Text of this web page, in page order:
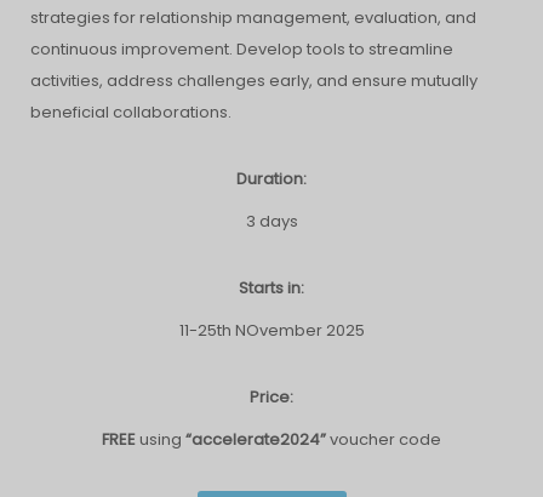
strategies for relationship management, evaluation, and
continuous improvement. Develop tools to streamline
activities, address challenges early, and ensure mutually
beneficial collaborations.
Duration:
3 days
Starts in:
11-25th NOvember 2025
Price:
FREE using “accelerate2024”voucher code